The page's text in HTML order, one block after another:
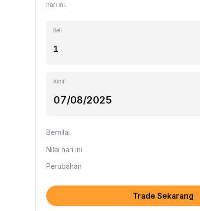
hari ini.
Beli
Aktif
Bernilai
Nilai hari ini
Perubahan
Trade Sekarang